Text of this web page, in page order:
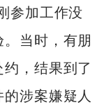
参加工作没
当时，有朋
，结果到了
涉案嫌疑人